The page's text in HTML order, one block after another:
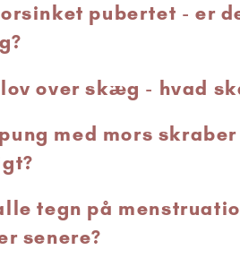
pubertet - er
over skæg - hvad
med mors
tegn på
senere?